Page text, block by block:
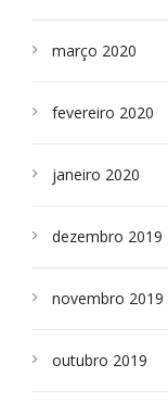
março 2020
fevereiro 2020
janeiro 2020
dezembro 2019
novembro 2019
outubro 2019